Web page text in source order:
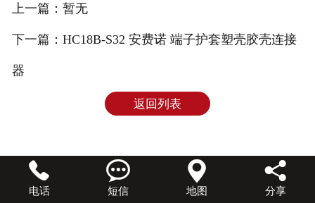
上一篇：暂无
下一篇：HC18B-S32 安费诺 端子护套塑壳胶壳连接
器
返回列表

电话

短信

地图

分享